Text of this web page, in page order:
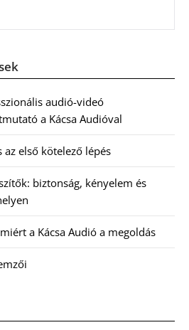
audió-videó
a Kácsa Audióval
az első kötelező lépés
biztonság, kényelem és
a Kácsa Audió a megoldás